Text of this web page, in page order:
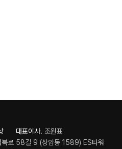
상 대표이사. 조원표
북로 58길 9 (상암동 1589) ES타워